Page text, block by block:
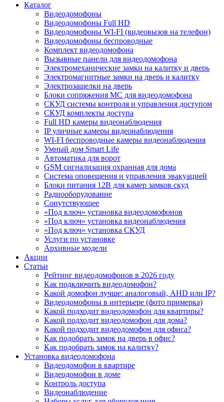
Каталог
Видеодомофоны
Видеодомофоны Full HD
Видеодомофоны WI-FI (видеовызов на телефон)
Видеодомофоны беспроводные
Комплект видеодомофона
Вызывные панели для видеодомофона
Электромеханические замки на калитку и дверь
Электромагнитные замки на дверь и калитку
Электрозащелки на дверь
Блоки сопряжения МС для видеодомофона
СКУД системы контроля и управления доступом
СКУД комплекты доступа
Full HD камеры видеонаблюдения
IP уличные камеры видеонаблюдения
WI-FI беспроводные камеры видеонаблюдения
Умный дом Smart Life
Автоматика для ворот
GSM сигнализация охранная для дома
Cистема оповещения и управления эвакуацией
Блоки питания 12В для камер замков скуд
Радиооборудование
Сопутствующее
«Под ключ» установка видеодомофонов
«Под ключ» установка видеонаблюдения
«Под ключ» установка СКУД
Услуги по установке
Архивные модели
Акции
Статьи
Рейтинг видеодомофонов в 2026 году
Как подключить видеодомофон?
Какой домофон лучше: аналоговый, AHD или IP?
Видеодомофоны в интерьере (фото примерка)
Какой подходит видеодомофон для квартиры?
Какой подходит видеодомофон для дома?
Какой подходит видеодомофон для офиса?
Как подобрать замок на дверь в офис?
Как подобрать замок на калитку?
Установка видеодомофона
Видеодомофон в квартире
Видеодомофон в доме
Контроль доступа
Видеонаблюдение